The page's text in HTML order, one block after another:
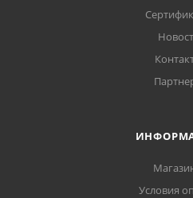
Условия